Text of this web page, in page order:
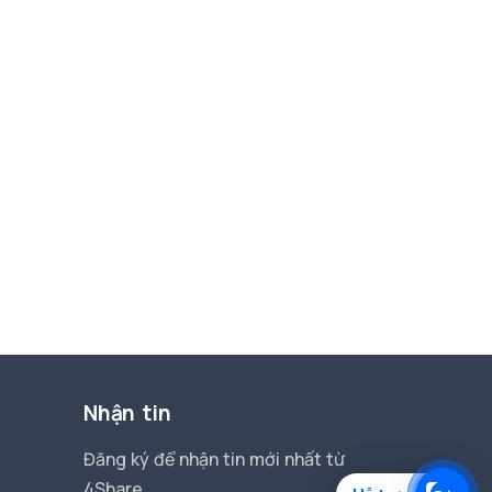
Nhận tin
Đăng ký để nhận tin mới nhất từ